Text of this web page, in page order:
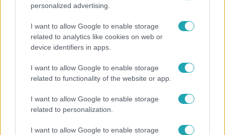
personalized advertising.
I want to allow Google to enable storage
related to analytics like cookies on web or
device identifiers in apps.
I want to allow Google to enable storage
related to functionality of the website or app.
I want to allow Google to enable storage
related to personalization.
I want to allow Google to enable storage
Horoszkóp